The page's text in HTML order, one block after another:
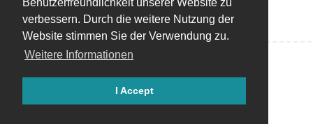
Benutzerfreundlichkeit unserer Website zu
verbessern. Durch die weitere Nutzung der
Website stimmen Sie der Verwendung zu.
Weitere Informationen
I Accept
Eine Antwort schreiben…